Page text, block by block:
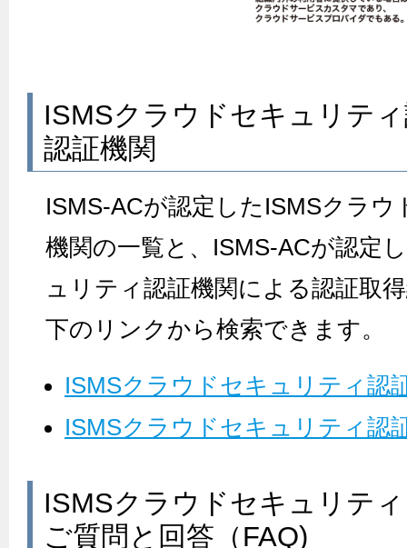
ISMSクラウドセキュリテ
認証機関
ISMS-ACが認定したISMSクラ
機関の一覧と、ISMS-ACが認定
ュリティ認証機関による認証取
下のリンクから検索できます。
ISMSクラウドセキュリティ認
ISMSクラウドセキュリティ認
ISMSクラウドセキュリテ
ご質問と回答（FAQ)